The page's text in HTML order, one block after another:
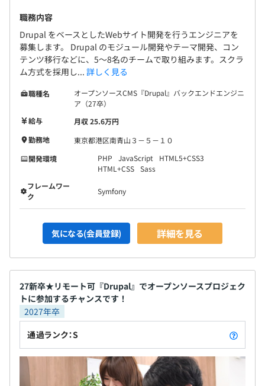
アやインフラなど目的別に有志で「ギルド」や「ワーキン
ググループ」というグループを作り社内活動をしていま
す。
また、デジタルサーカスはOSSやユーザコミュニティへの
貢献をしています。
Drupalベンダーとしてはもちろんですが、日本国内にお
けるDrupalの普及活動・サポートも行っています。単なる
ユーザーに留まらず、公式のDrupal認定パートナー、モ
た、Drupal以外にも私たちが採用している技術に関連し
たユーザコミュニティへの支援をカンファレンス協賛など
の形で行っています。
また、外部のセミナーや勉強会、カンファレンスの参加も
推奨しております。毎年開催されるPHPカンファレンス
として出展しています。
メンバーの９割以上がエンジニアで構成されており、毎年
自分以外のチームメンバー全員から評価をもらいチームメ
ンバー全員の評価を行う「360度評価」を実施していま
公平性や客観性を実現した評価をエンジニア同士で行うこ
とでモチベーションアップにつながっています。
職務内容
Drupal をベースとしたWebサイト開発を行うエンジニアを
募集します。 Drupal のモジュール開発やテーマ開発、コン
テンツ移行などに、5～8名のチームで取り組みます。スクラ
ム方式を採用し... 詳しく見る
職種名
オープンソースCMS『Drupal』バックエンドエンジニ
ア（27卒）
給与
月収 25.6万円
勤務地
東京都港区南青山３－５－１０
開発環境
PHP JavaScript
HTML5+CSS3
HTML+CSS Sass
フレームワー
ク
Symfony
気になる(会員登録) 詳細を見る
27新卒★リモート可『Drupal』でオープンソースプロジェク
トに参加するチャンスです！
2027年卒
通過ランク：S